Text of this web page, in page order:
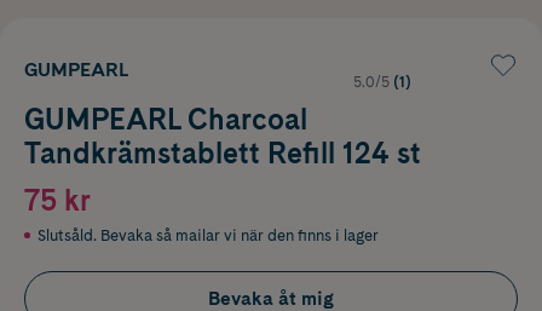
GUMPEARL
5.0/5 (1)
GUMPEARL Charcoal
Tandkrämstablett Refill 124 st
75 kr
Slutsåld. Bevaka så mailar vi när den finns i lager
Bevaka åt mig